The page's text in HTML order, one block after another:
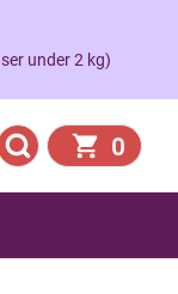
under 2 kg)
0